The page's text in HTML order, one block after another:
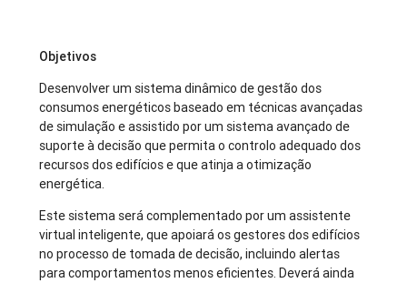
Objetivos
Desenvolver um sistema dinâmico de gestão dos
consumos energéticos baseado em técnicas avançadas
de simulação e assistido por um sistema avançado de
suporte à decisão que permita o controlo adequado dos
recursos dos edifícios e que atinja a otimização
energética.
Este sistema será complementado por um assistente
virtual inteligente, que apoiará os gestores dos edifícios
no processo de tomada de decisão, incluindo alertas
para comportamentos menos eficientes. Deverá ainda